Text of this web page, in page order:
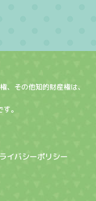
、その他知的財産権は、
。
イバシーポリシー